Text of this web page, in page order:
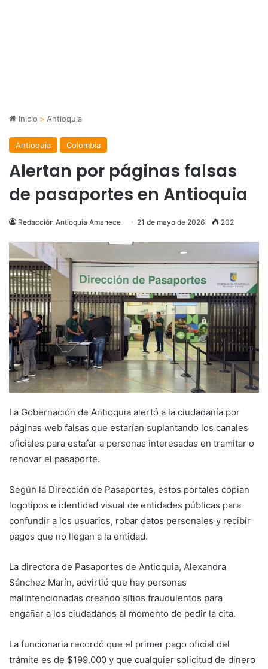
Inicio > Antioquia
Antioquia Colombia
Alertan por páginas falsas
de pasaportes en Antioquia
Redacción Antioquia Amanece 21 de mayo de 2026 202
La Gobernación de Antioquia alertó a la ciudadanía por
páginas web falsas que estarían suplantando los canales
oficiales para estafar a personas interesadas en tramitar o
renovar el pasaporte.
Según la Dirección de Pasaportes, estos portales copian
logotipos e identidad visual de entidades públicas para
confundir a los usuarios, robar datos personales y recibir
pagos que no llegan a la entidad.
La directora de Pasaportes de Antioquia, Alexandra
Sánchez Marín, advirtió que hay personas
malintencionadas creando sitios fraudulentos para
engañar a los ciudadanos al momento de pedir la cita.
La funcionaria recordó que el primer pago oficial del
trámite es de $199.000 y que cualquier solicitud de dinero